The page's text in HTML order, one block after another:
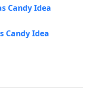
Candy Idea
Candy Idea